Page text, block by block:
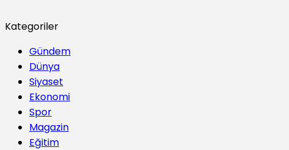
Kategoriler
Gündem
Dünya
Siyaset
Ekonomi
Spor
Magazin
Eğitim